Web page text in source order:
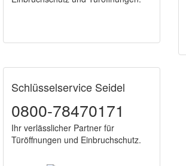
Schlüsselservice Seidel
0800-78470171
Ihr verlässlicher Partner für
Türöffnungen und Einbruchschutz.